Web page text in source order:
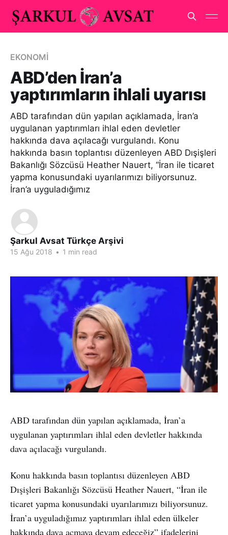
EKONOMİ
ABD’den İran’a
yaptırımların ihlali uyarısı
ABD tarafından dün yapılan açıklamada, İran’a
uygulanan yaptırımları ihlal eden devletler
hakkında dava açılacağı vurgulandı. Konu
hakkında basın toplantısı düzenleyen ABD Dışişleri
Bakanlığı Sözcüsü Heather Nauert, “İran ile ticaret
yapma konusundaki uyarılarımızı biliyorsunuz.
İran’a uyguladığımız
Şarkul Avsat Türkçe Arşivi
15 Ağu 2018 • 1 min read
ABD tarafından dün yapılan açıklamada, İran’a
uygulanan yaptırımları ihlal eden devletler hakkında
dava açılacağı vurgulandı.
Konu hakkında basın toplantısı düzenleyen ABD
Dışişleri Bakanlığı Sözcüsü Heather Nauert, “İran ile
ticaret yapma konusundaki uyarılarımızı biliyorsunuz.
İran’a uyguladığımız yaptırımları ihlal eden ülkeler
hakkında dava açmaya devam edeceğiz” ifadelerini